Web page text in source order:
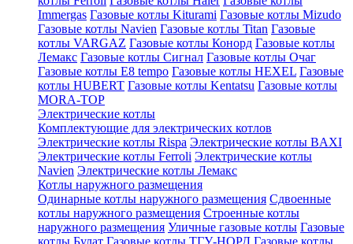
Immergas Газовые котлы Kiturami Газовые котлы Mizudo
Газовые котлы Navien Газовые котлы Titan Газовые
котлы VARGAZ Газовые котлы Конорд Газовые котлы
Лемакс Газовые котлы Сигнал Газовые котлы Очаг
Газовые котлы E8 tempo Газовые котлы HEXEL Газовые
котлы HUBERT Газовые котлы Kentatsu Газовые котлы
MORA-TOP
Электрические котлы
Комплектующие для электрических котлов
Электрические котлы Rispa Электрические котлы BAXI
Электрические котлы Ferroli Электрические котлы
Navien Электрические котлы Лемакс
Котлы наружного размещения
Одинарные котлы наружного размещения Сдвоенные
котлы наружного размещения Строенные котлы
наружного размещения Уличные газовые котлы Газовые
котлы Булат Газовые котлы ТГУ-НОРД Газовые котлы